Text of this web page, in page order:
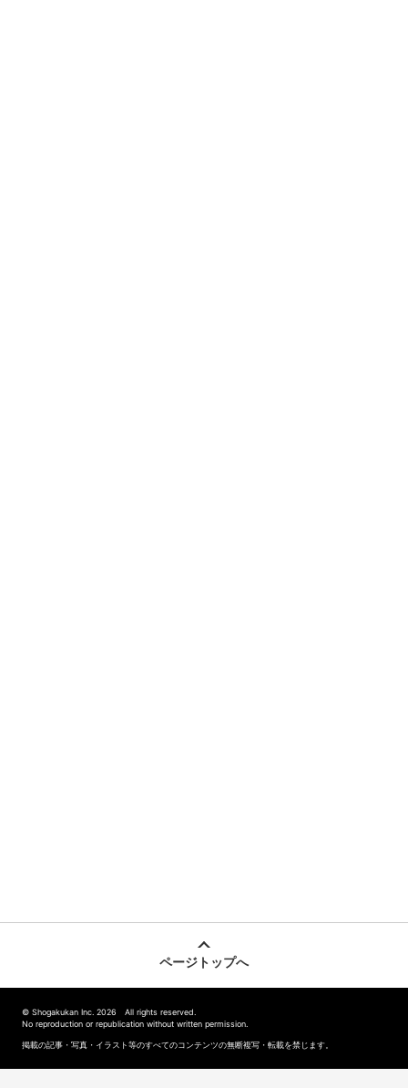
ページトップへ
© Shogakukan Inc. 2026 All rights reserved.
No reproduction or republication without written permission.
掲載の記事・写真・イラスト等のすべてのコンテンツの無断複写・転載を禁じます。